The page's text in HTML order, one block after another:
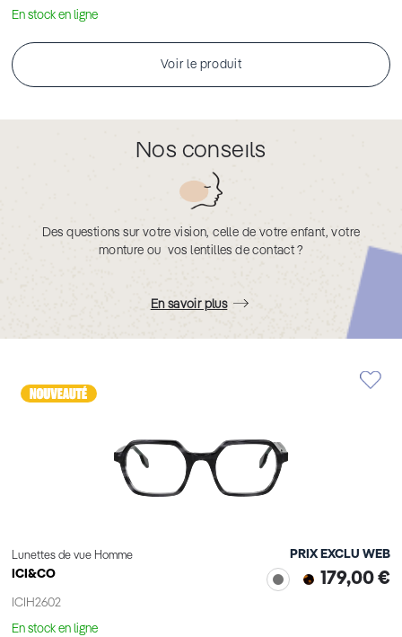
En stock en ligne
Voir le produit
Nos conseils
Des questions sur votre vision, celle de votre enfant, votre
monture ou vos lentilles de contact ?
En savoir plus
Lunettes de vue Homme
ICI&CO
ICIH2602
PRIX EXCLU WEB
179,00 €
En stock en ligne